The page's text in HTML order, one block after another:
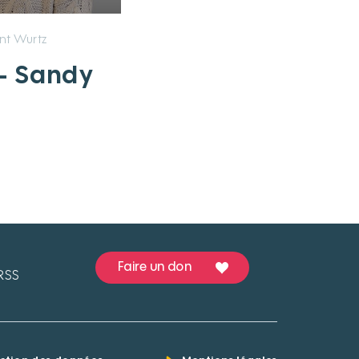
Wurtz
Sandy
Faire un don